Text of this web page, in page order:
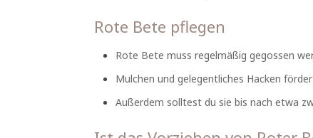
Rote Bete pflegen
Rote Bete muss regelmäßig gegossen
Mulchen und gelegentliches Hacken
Außerdem solltest du sie bis nach etwa